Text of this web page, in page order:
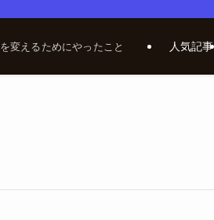
変えるためにやったこと 人気記事